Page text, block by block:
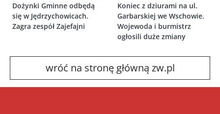
Dożynki Gminne odbędą
się w Jędrzychowicach.
Zagra zespół Zajefajni
Koniec z dziurami na ul.
Garbarskiej we Wschowie.
Wojewoda i burmistrz
ogłosili duże zmiany
wróć na stronę główną zw.pl